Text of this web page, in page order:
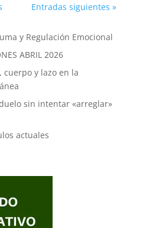
Entradas siguientes »
y Regulación Emocional
ABRIL 2026
y lazo en la
sin intentar «arreglar»
actuales